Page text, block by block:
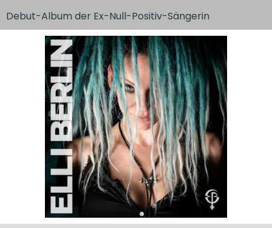
Debut-Album der Ex-Null-Positiv-Sängerin